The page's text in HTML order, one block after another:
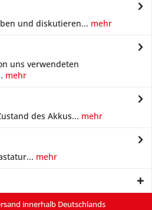
und diskutieren... mehr
uns verwendeten
mehr
des Akkus... mehr
mehr
innerhalb Deutschlands